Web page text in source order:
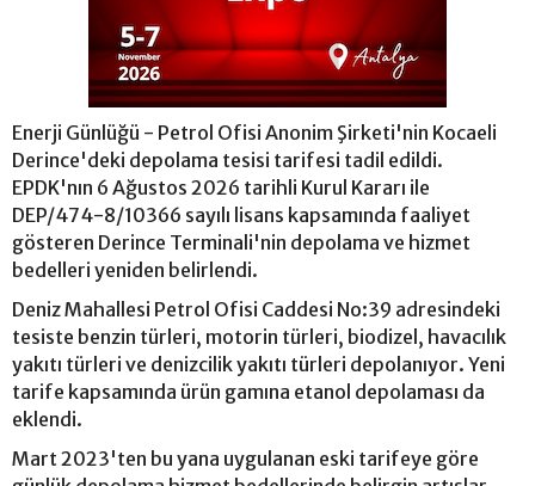
Enerji Günlüğü - Petrol Ofisi Anonim Şirketi'nin Kocaeli
Derince'deki depolama tesisi tarifesi tadil edildi.
EPDK'nın 6 Ağustos 2026 tarihli Kurul Kararı ile
DEP/474-8/10366 sayılı lisans kapsamında faaliyet
gösteren Derince Terminali'nin depolama ve hizmet
bedelleri yeniden belirlendi.
Deniz Mahallesi Petrol Ofisi Caddesi No:39 adresindeki
tesiste benzin türleri, motorin türleri, biodizel, havacılık
yakıtı türleri ve denizcilik yakıtı türleri depolanıyor. Yeni
tarife kapsamında ürün gamına etanol depolaması da
eklendi.
Mart 2023'ten bu yana uygulanan eski tarifeye göre